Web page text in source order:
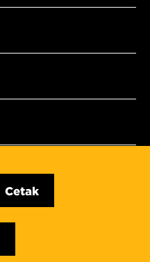
Cetak